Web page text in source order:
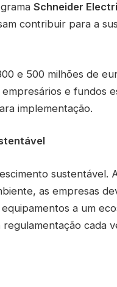
Schneider
contribuir para a
e 500 milhões de
e fundos
implementação.
sustentável.
as empresas
a um
cada